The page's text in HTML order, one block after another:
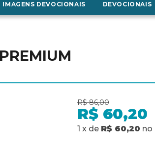
IMAGENS DEVOCIONAIS DEVOCIONAIS
R$ 86,00
R$ 60,20
1 x de R$ 60,20 no